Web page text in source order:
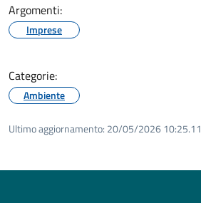
Argomenti:
Imprese
Categorie:
Ambiente
Ultimo aggiornamento: 20/05/2026 10:25.11